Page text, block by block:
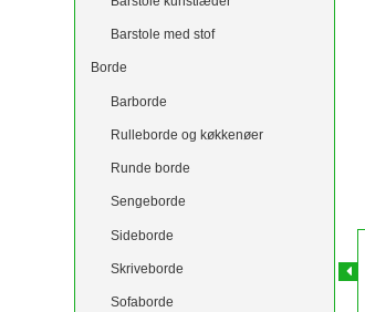
Barstole med stof
Borde
Barborde
Rulleborde og køkkenøer
Runde borde
Sengeborde
Sideborde
Skriveborde
Sofaborde